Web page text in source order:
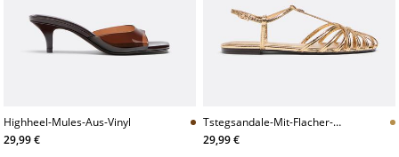
Highheel-Mules-Aus-Vinyl
29,99 €
Tstegsandale-Mit-Flacher-
Sohle
29,99 €